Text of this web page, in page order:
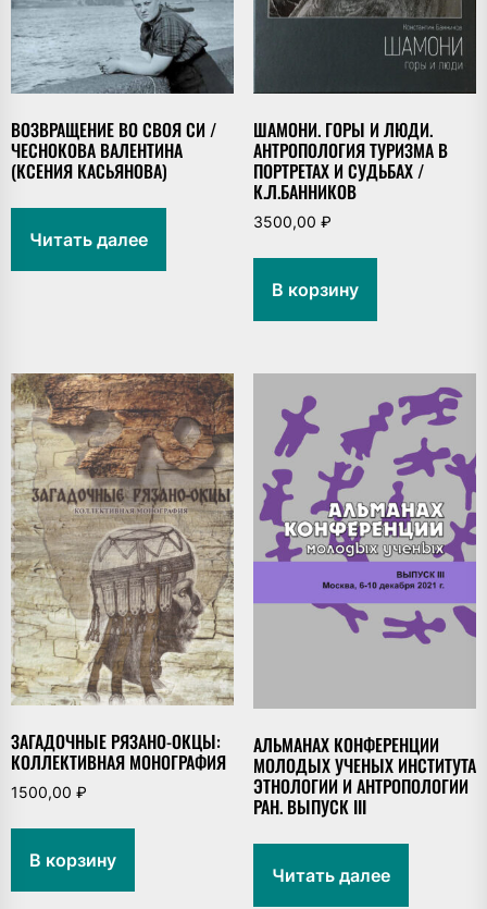
ВОЗВРАЩЕНИЕ ВО СВОЯ СИ /
ЧЕСНОКОВА ВАЛЕНТИНА
(КСЕНИЯ КАСЬЯНОВА)
Читать далее
ШАМОНИ. ГОРЫ И ЛЮДИ.
АНТРОПОЛОГИЯ ТУРИЗМА В
ПОРТРЕТАХ И СУДЬБАХ /
К.Л.БАННИКОВ
3500,00 ₽
В корзину
ЗАГАДОЧНЫЕ РЯЗАНО-ОКЦЫ:
КОЛЛЕКТИВНАЯ МОНОГРАФИЯ
1500,00 ₽
В корзину
АЛЬМАНАХ КОНФЕРЕНЦИИ
МОЛОДЫХ УЧЕНЫХ ИНСТИТУТА
ЭТНОЛОГИИ И АНТРОПОЛОГИИ
РАН. ВЫПУСК III
Читать далее